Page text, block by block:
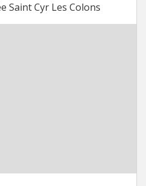
Saint Cyr Les Colons